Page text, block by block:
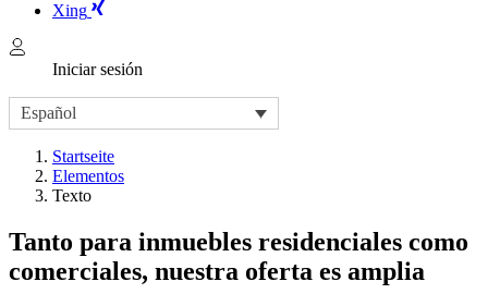
Xing
Iniciar sesión
Español
Startseite
Elementos
Texto
Tanto para inmuebles residenciales como
comerciales, nuestra oferta es amplia